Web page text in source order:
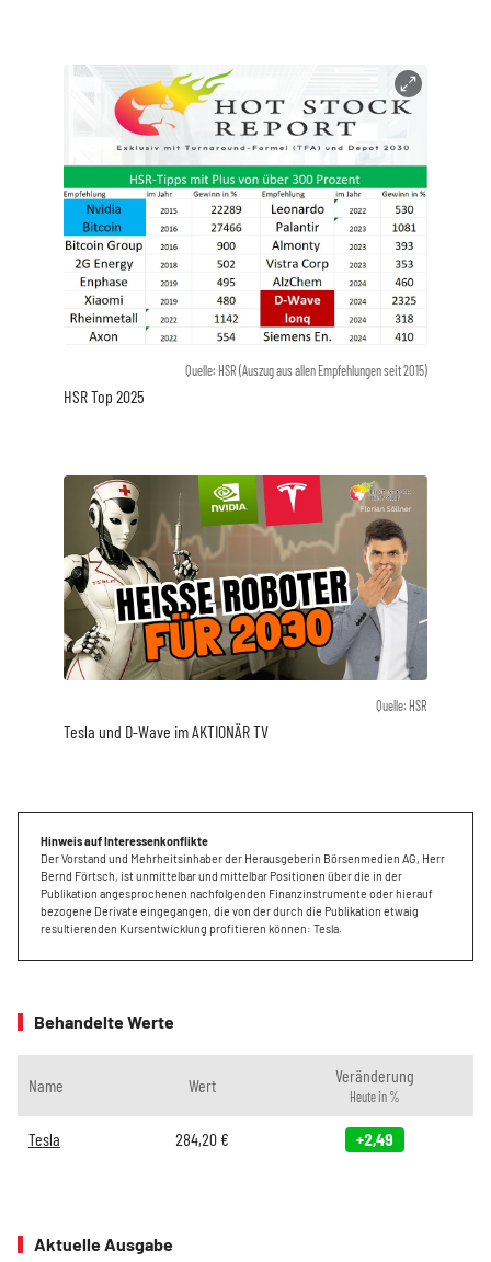
Quelle: HSR (Auszug aus allen Empfehlungen seit 2015)
HSR Top 2025
Quelle: HSR
Tesla und D-Wave im AKTIONÄR TV
Hinweis auf Interessenkonflikte
Der Vorstand und Mehrheitsinhaber der Herausgeberin Börsenmedien AG, Herr
Bernd Förtsch, ist unmittelbar und mittelbar Positionen über die in der
Publikation angesprochenen nachfolgenden Finanzinstrumente oder hierauf
bezogene Derivate eingegangen, die von der durch die Publikation etwaig
resultierenden Kursentwicklung profitieren können: Tesla.
Behandelte Werte
Name Wert Veränderung
Heute in %
Tesla 284,20 € +2,49
Aktuelle Ausgabe